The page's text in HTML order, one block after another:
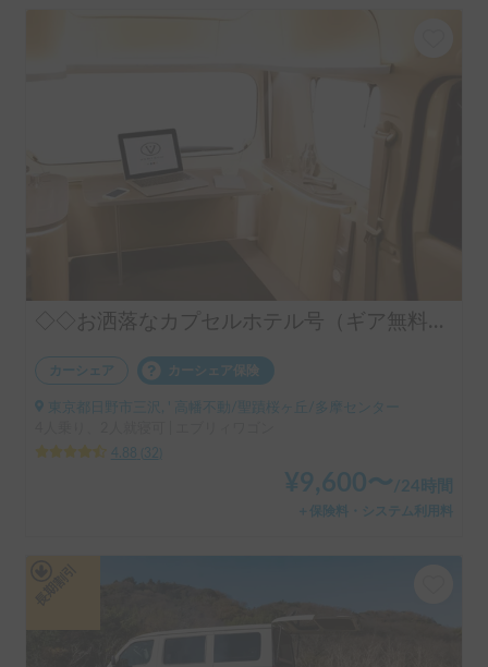
◇◇お洒落なカプセルホテル号（ギア無料手ぶらOK）◇◇
カーシェア カーシェア保険
東京都日野市三沢, ' 高幡不動/聖蹟桜ヶ丘/多摩センター
4.88
32
¥9,600〜 /24時間
＋保険料・システム利用料